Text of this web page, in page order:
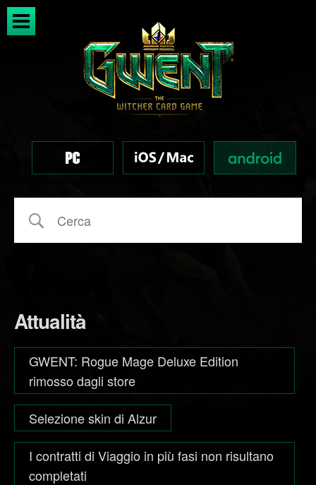
Attualità
GWENT: Rogue Mage Deluxe Edition
rimosso dagli store
Selezione skin di Alzur
I contratti di Viaggio in più fasi non risultano
completati